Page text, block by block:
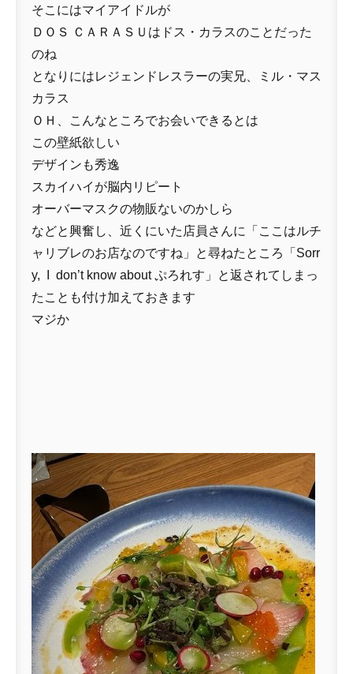
そこにはマイアイドルが
ＤＯＳ ＣＡＲＡＳＵはドス・カラスのことだった
のね
となりにはレジェンドレスラーの実兄、ミル・マス
カラス
ＯＨ、こんなところでお会いできるとは
この壁紙欲しい
デザインも秀逸
スカイハイが脳内リピート
オーバーマスクの物販ないのかしら
などと興奮し、近くにいた店員さんに「ここはルチ
ャリブレのお店なのですね」と尋ねたところ「Sorr
y, I don’t know about ぷろれす」と返されてしまっ
たことも付け加えておきます
マジか